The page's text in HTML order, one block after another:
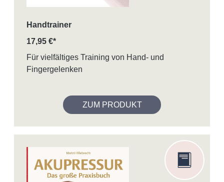
Handtrainer
17,95 €*
Für vielfältiges Training von Hand- und
Fingergelenken
ZUM PRODUKT